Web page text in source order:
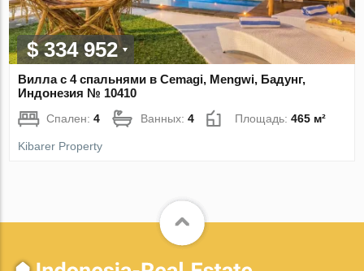
$ 334 952
Вилла с 4 спальнями в Cemagi, Mengwi, Бадунг,
Индонезия № 10410
Спален:4 Ванных:4 Площадь:465 м²
Kibarer Property